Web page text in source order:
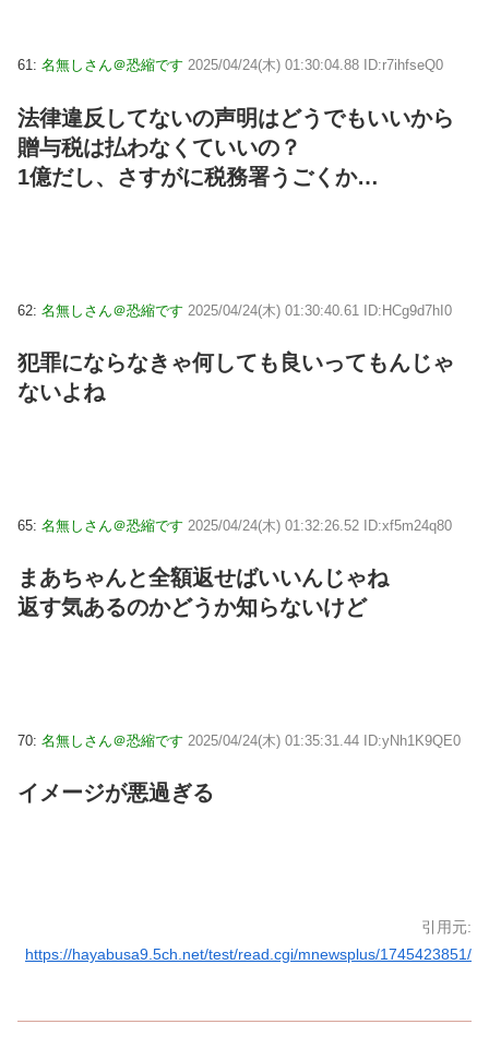
61: 名無しさん＠恐縮です 2025/04/24(木) 01:30:04.88 ID:r7ihfseQ0
法律違反してないの声明はどうでもいいから
贈与税は払わなくていいの？
1億だし、さすがに税務署うごくか…
62: 名無しさん＠恐縮です 2025/04/24(木) 01:30:40.61 ID:HCg9d7hI0
犯罪にならなきゃ何しても良いってもんじゃ
ないよね
65: 名無しさん＠恐縮です 2025/04/24(木) 01:32:26.52 ID:xf5m24q80
まあちゃんと全額返せばいいんじゃね
返す気あるのかどうか知らないけど
70: 名無しさん＠恐縮です 2025/04/24(木) 01:35:31.44 ID:yNh1K9QE0
イメージが悪過ぎる
引用元:
https://hayabusa9.5ch.net/test/read.cgi/mnewsplus/1745423851/